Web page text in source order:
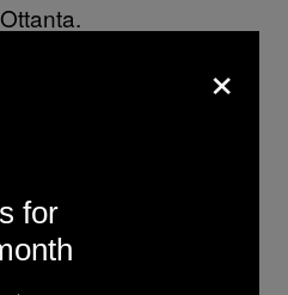
papillon Absolute
anni e sono di
un juggalo. Li trovo
×
for